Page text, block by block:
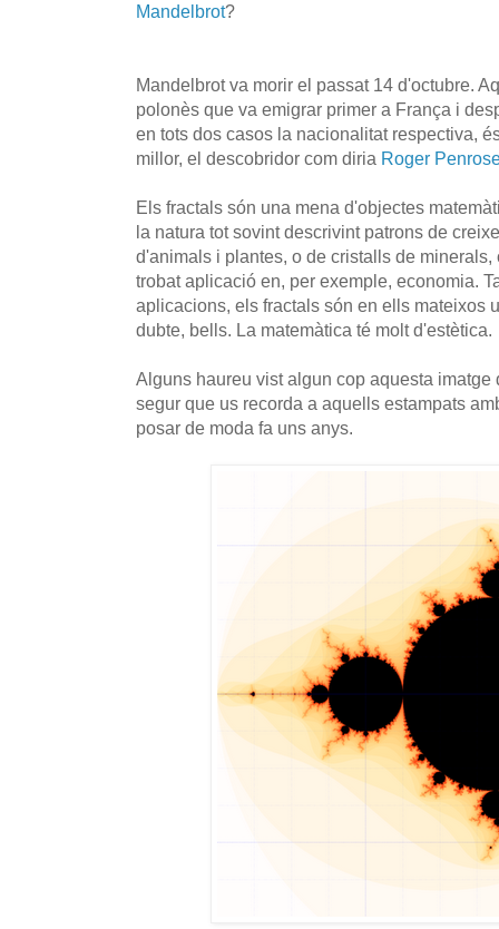
Mandelbrot?
Mandelbrot va morir el passat 14 d'octubre.
polonès que va emigrar primer a França i
en tots dos casos la nacionalitat respectiva,
millor, el descobridor com diria Roger
Els fractals són una mena d'objectes
la natura tot sovint descrivint patrons de
d'animals i plantes, o de cristalls de
trobat aplicació en, per exemple, economia.
aplicacions, els fractals són en ells mateixos
dubte, bells. La matemàtica té molt d'estètica.
Alguns haureu vist algun cop aquesta imatge
segur que us recorda a aquells estampats
posar de moda fa uns anys.